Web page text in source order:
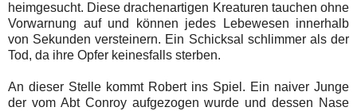
heimgesucht. Diese drachenartigen Kreaturen tauchen ohne
Vorwarnung auf und können jedes Lebewesen innerhalb
von Sekunden versteinern. Ein Schicksal schlimmer als der
Tod, da ihre Opfer keinesfalls sterben.
An dieser Stelle kommt Robert ins Spiel. Ein naiver Junge
der vom Abt Conroy aufgezogen wurde und dessen Nase